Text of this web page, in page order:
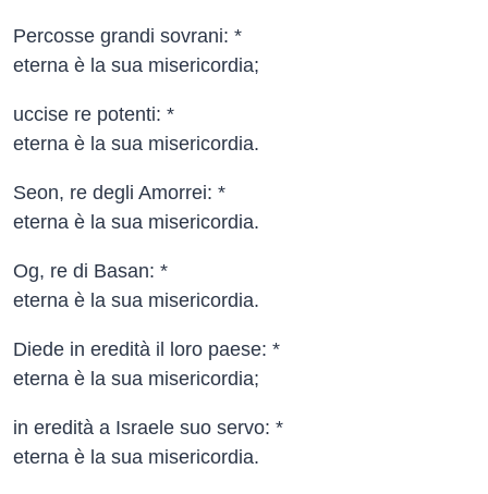
Percosse grandi sovrani: *
eterna è la sua misericordia;
uccise re potenti: *
eterna è la sua misericordia.
Seon, re degli Amorrei: *
eterna è la sua misericordia.
Og, re di Basan: *
eterna è la sua misericordia.
Diede in eredità il loro paese: *
eterna è la sua misericordia;
in eredità a Israele suo servo: *
eterna è la sua misericordia.